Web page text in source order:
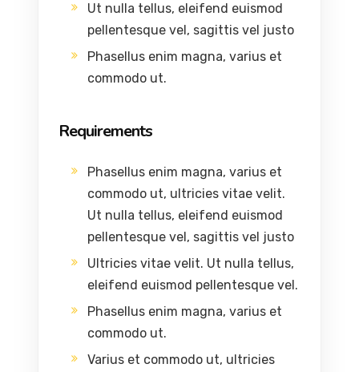
Ut nulla tellus, eleifend euismod
pellentesque vel, sagittis vel justo
Phasellus enim magna, varius et
commodo ut.
Requirements
Phasellus enim magna, varius et
commodo ut, ultricies vitae velit.
Ut nulla tellus, eleifend euismod
pellentesque vel, sagittis vel justo
Ultricies vitae velit. Ut nulla tellus,
eleifend euismod pellentesque vel.
Phasellus enim magna, varius et
commodo ut.
Varius et commodo ut, ultricies